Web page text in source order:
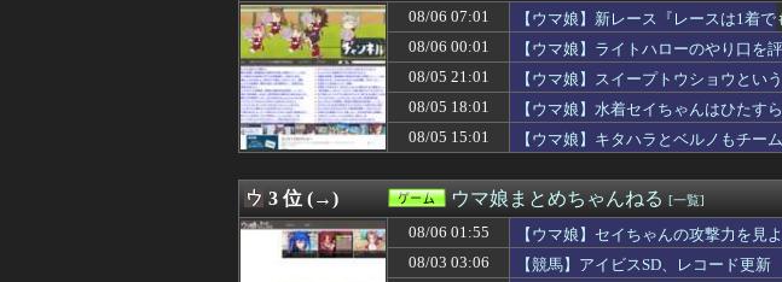
08/06 09:01
オープンワールドサバイバルゲーム 『Dune:
08/06 09:01
【ウマ娘】ドイツと苫小牧どちらに住めばいいん
08/06 09:00
【遊戯王マスターデュエル】イラスト違い「朔夜
08/06 09:00
【ウマ娘】なんでアナボ今はダメなの？
08/06 08:47
【悲報】仁摩サンドミュージアム、凄い「解説」
08/06 08:30
【原神】ドラスパの宝箱の最後の一個が見つから
08/06 08:25
週刊少年ジャンプさん ついに100万部を割ってし
08/06 08:05
最近のRPG、『宿屋』の存在意義が薄い
08/06 08:05
ゲーム作者ワイ「感想ください。辛口でもOKです
08/06 08:02
【朗報】ファイアーエムブレムさん、ついにキャ
08/06 08:01
【ウマ娘】（8月LoH）先行3で楽しようと思った
『トルネコの大冒険』のリメイクや新作が発売され
08/06 07:01
【ウマ娘】新レース『レースは1着
08/06 00:01
【ウマ娘】ライトハローのやり口を
08/05 21:01
【ウマ娘】スイープトウショウとい
08/05 18:01
【ウマ娘】水着セイちゃんはひたす
08/05 15:01
【ウマ娘】キタハラとベルノもチ
3 位 (→) ウマ娘まとめちゃんねる [一覧]
08/06 01:55
【ウマ娘】セイちゃんの攻撃力を見
08/03 03:06
【競馬】アイビスSD、レコード更